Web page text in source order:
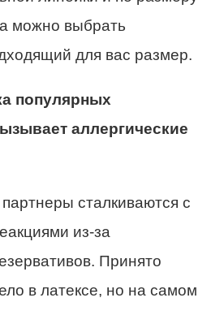
можно выбрать
для вас размер.
популярных
аллергические
сталкиваются с
из-за
Принято
в латексе, но на самом